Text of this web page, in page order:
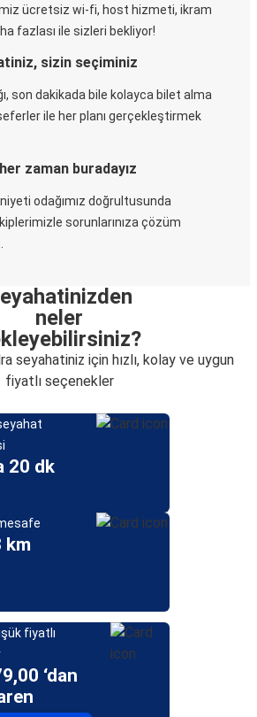
ücretsiz wi-fi, host hizmeti, ikram
fazlası ile sizleri bekliyor!
sizin seçiminiz
son dakikada bile kolayca bilet alma
ile her planı gerçekleştirmek
zaman buradayız
odağımız doğrultusunda
sorunlarınıza çözüm
neler
seyahatiniz için hızlı, kolay ve uygun
fiyatlı seçenekler
20 dk
km
fiyatlı
‘dan